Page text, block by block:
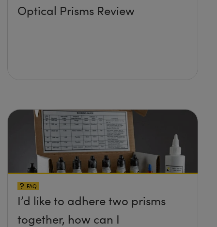
Optical Prisms Review
FAQ
I’d like to adhere two prisms
together, how can I